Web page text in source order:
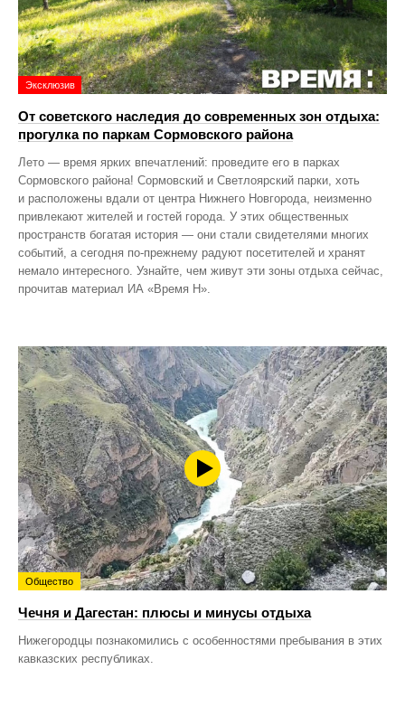
Эксклюзив
От советского наследия до современных зон отдыха:
прогулка по паркам Сормовского района
Лето — время ярких впечатлений: проведите его в парках
Сормовского района! Сормовский и Светлоярский парки, хоть
и расположены вдали от центра Нижнего Новгорода, неизменно
привлекают жителей и гостей города. У этих общественных
пространств богатая история — они стали свидетелями многих
событий, а сегодня по‑прежнему радуют посетителей и хранят
немало интересного. Узнайте, чем живут эти зоны отдыха сейчас,
прочитав материал ИА «Время Н».
Общество
Чечня и Дагестан: плюсы и минусы отдыха
Нижегородцы познакомились с особенностями пребывания в этих
кавказских республиках.